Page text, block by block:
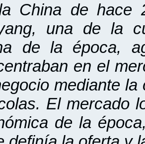
China de hace
una de la
de la época,
en el
mediante
El mercado
de la